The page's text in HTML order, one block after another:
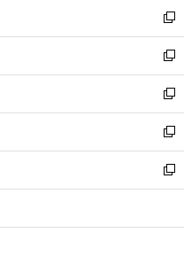
く
で
開
く
ド
ウ
で
開
く
ィ
ン
ド
ウ
で
開
く
い
ウ
ィ
ン
ド
ウ
で
開
く
新
し
い
ウ
ィ
ン
ド
ウ
で
開
新
し
い
ウ
ィ
ン
ド
ウ
開
新
し
い
ウ
ィ
ン
ウ
新
し
い
ウ
ン
新
し
ウ